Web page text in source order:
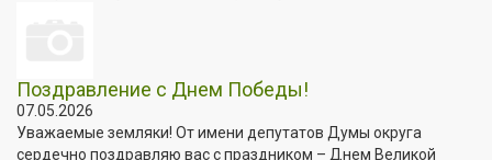
Поздравление с Днем Победы!
07.05.2026
Уважаемые земляки! От имени депутатов Думы округа
сердечно поздравляю вас с праздником – Днем Великой